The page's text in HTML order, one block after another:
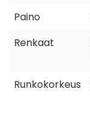
Paino
Renkaat
Runkokorkeus